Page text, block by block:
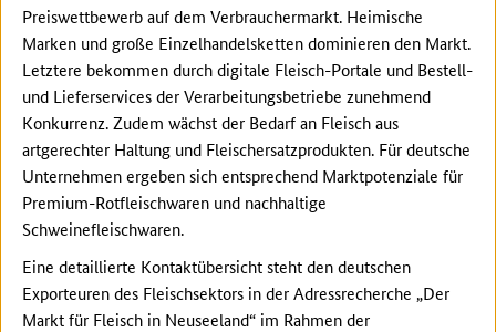
Preiswettbewerb auf dem Verbrauchermarkt. Heimische
Marken und große Einzelhandelsketten dominieren den Markt.
Letztere bekommen durch digitale Fleisch-Portale und Bestell-
und Lieferservices der Verarbeitungsbetriebe zunehmend
Konkurrenz. Zudem wächst der Bedarf an Fleisch aus
artgerechter Haltung und Fleischersatzprodukten. Für deutsche
Unternehmen ergeben sich entsprechend Marktpotenziale für
Premium-Rotfleischwaren und nachhaltige
Schweinefleischwaren.
Eine detaillierte Kontaktübersicht steht den deutschen
Exporteuren des Fleischsektors in der Adressrecherche „Der
Markt für Fleisch in Neuseeland“ im Rahmen der